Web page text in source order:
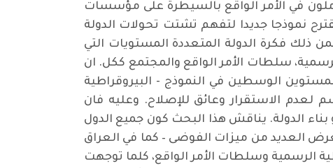
في الأمر الواقع بالسيطرة على مؤسسات
نموذجا جديدا لتفهم تشتت تحولات الدولة
ذلك فكرة الدولة المتعددة المستويات التي
سلطات الأمر الواقع والمجتمع ككل. ان
الوسطين في النموذج - البيروقراطية
لعدم الاستقرار وعائق للإصلاح. وعليه فان
الدولة. يناقش هذا البحث كون جميع الدول
العديد من ميزات الفوضى – كما في العراق
الرسمية وسلطات الأمر الواقع، كلما توجهت